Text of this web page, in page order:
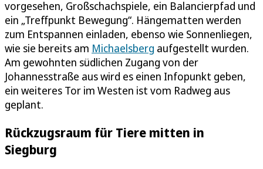
vorgesehen, Großschachspiele, ein Balancierpfad und
ein „Treffpunkt Bewegung“. Hängematten werden
zum Entspannen einladen, ebenso wie Sonnenliegen,
wie sie bereits am Michaelsberg aufgestellt wurden.
Am gewohnten südlichen Zugang von der
Johannesstraße aus wird es einen Infopunkt geben,
ein weiteres Tor im Westen ist vom Radweg aus
geplant.
Rückzugsraum für Tiere mitten in
Siegburg